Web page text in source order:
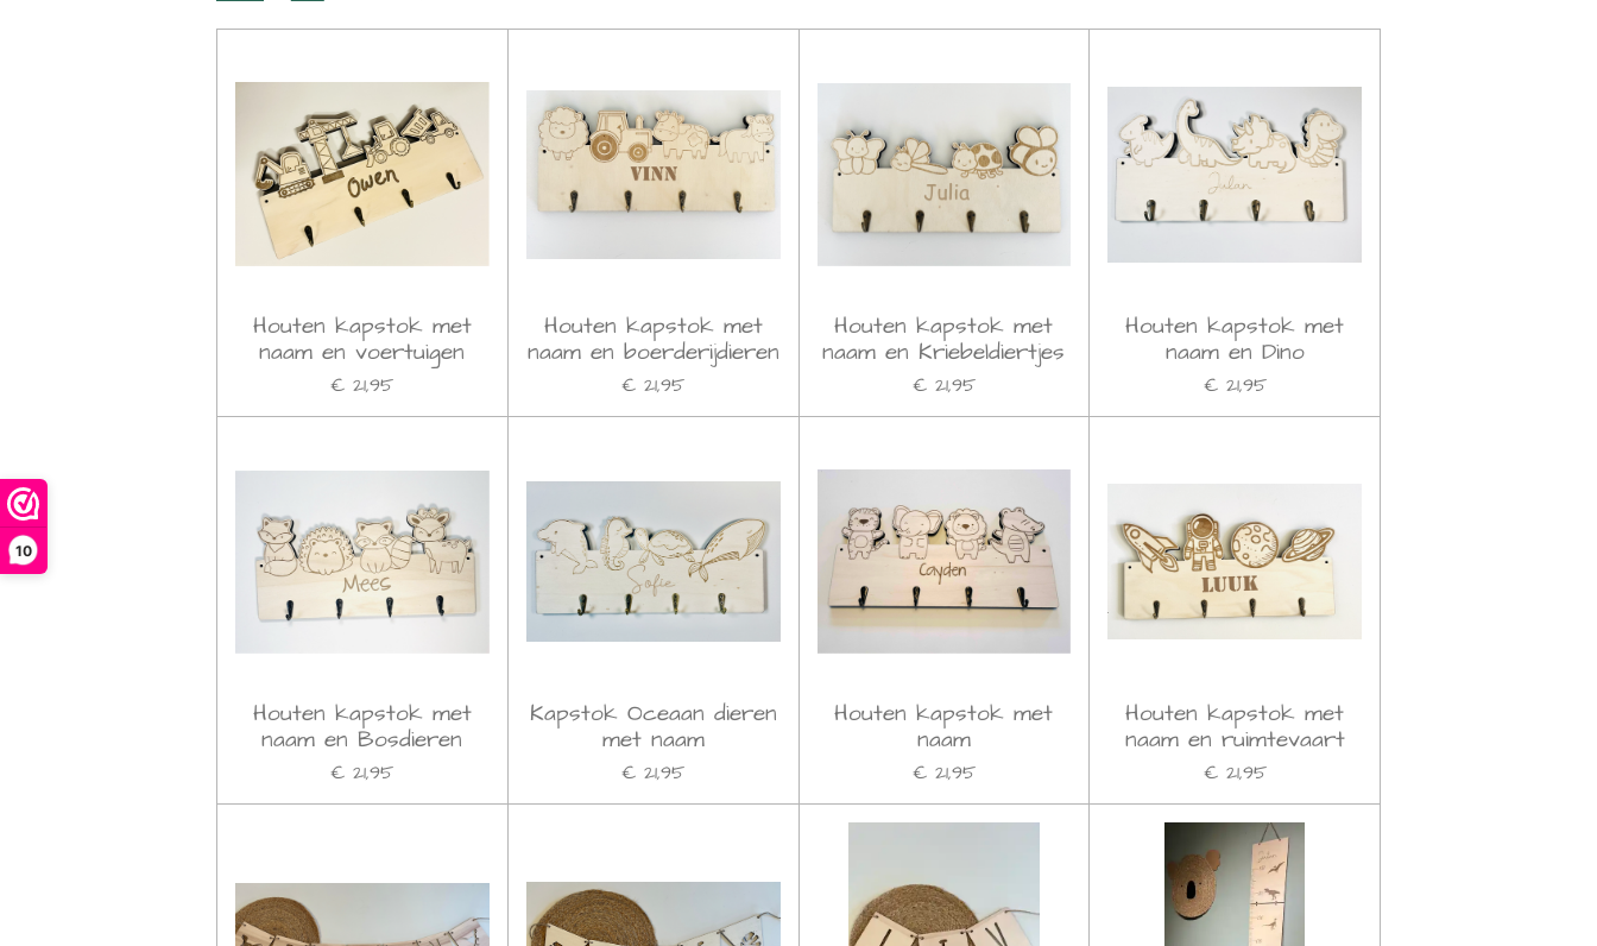
10
Houten kapstok met
naam en voertuigen
€ 21,95
Houten kapstok met
naam en boerderijdieren
€ 21,95
Houten kapstok met
naam en Kriebeldiertjes
€ 21,95
Houten kapstok met
naam en Dino
€ 21,95
Houten kapstok met
naam en Bosdieren
€ 21,95
Kapstok Oceaan dieren
met naam
€ 21,95
Houten kapstok met
naam
€ 21,95
Houten kapstok met
naam en ruimtevaart
€ 21,95